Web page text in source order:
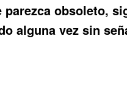
parezca obsoleto,
alguna vez sin